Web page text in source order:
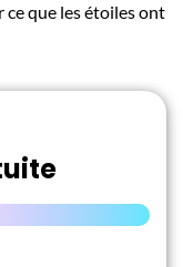
que les étoiles ont